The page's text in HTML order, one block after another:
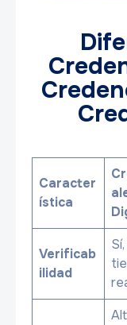
Caracter
ística
Verificab
ilidad